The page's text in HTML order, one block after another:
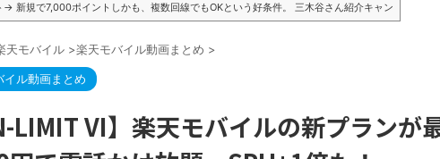
→ 新規で7,000ポイントしかも、複数回線でもOKという好条件。 三木谷さん紹介キャン
熱の三木谷さんキャンペーン／2回線目以降でもOK再契約でもでもOK背水の陣の楽天
ン概要三木谷社長の特別招待ページから楽天モバイ...
天モバイル >楽天モバイル動画まとめ >
イル動画まとめ
LIMIT VI】楽天モバイルの新プランが